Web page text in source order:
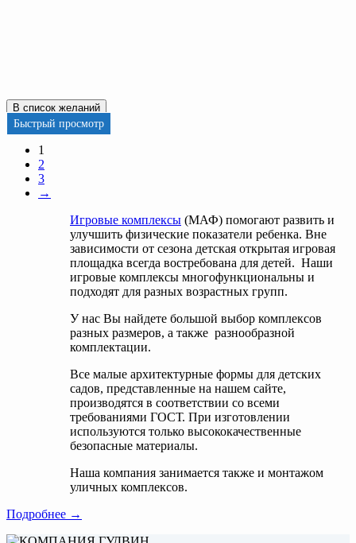
В список желаний
Быстрый просмотр
1
2
3
→
Игровые комплексы (МАФ) помогают развить и
улучшить физические показатели ребенка. Вне
зависимости от сезона детская открытая игровая
площадка всегда востребована для детей. Наши
игровые комплексы многофункциональны и
подходят для разных возрастных групп.
У нас Вы найдете большой выбор комплексов
разных размеров, а также разнообразной
комплектации.
Все малые архитектурные формы для детских
садов, представленные на нашем сайте,
производятся в соответствии со всеми
требованиями ГОСТ. При изготовлении
используются только высококачественные
безопасные материалы.
Наша компания занимается также и монтажом
уличных комплексов.
Подробнее →